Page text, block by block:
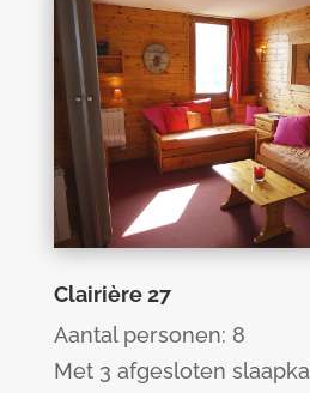
Clairière 27
Aantal personen: 8
Met 3 afgesloten